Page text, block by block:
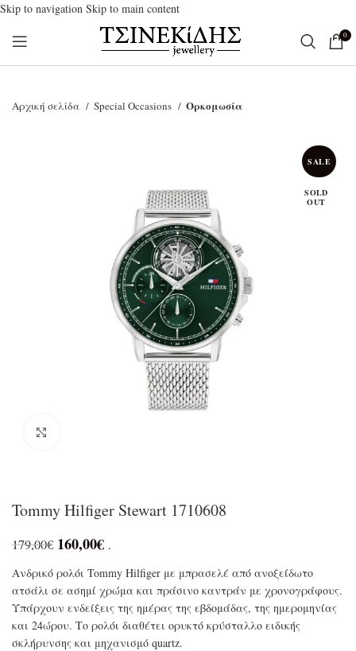
Skip to navigation Skip to main content
0
Αρχική σελίδα Special Occasions Ορκομωσία
SALE
SOLD
OUT
Tommy Hilfiger Stewart 1710608
179,00€ 160,00€ .
Ανδρικό ρολόι Tommy Hilfiger με μπρασελέ από ανοξείδωτο
ατσάλι σε ασημί χρώμα και πράσινο καντράν με χρονογράφους.
Υπάρχουν ενδείξεις της ημέρας της εβδομάδας, της ημερομηνίας
και 24ώρου. Το ρολόι διαθέτει ορυκτό κρύσταλλο ειδικής
σκλήρυνσης και μηχανισμό quartz.